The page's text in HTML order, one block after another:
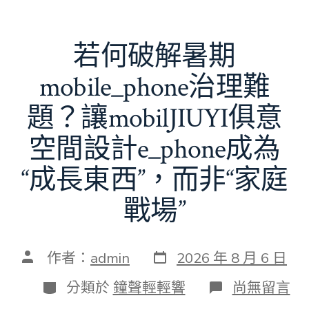
若何破解暑期
mobile_phone治理難
題？讓mobilJIUYI俱意
空間設計e_phone成為
“成長東西”，而非“家庭
戰場”
文 作者： admin 發
表
日
期
2026 年 8 月 6 日
分
類
分類於 鐘聲輕輕響 在
〈若
尚無留言